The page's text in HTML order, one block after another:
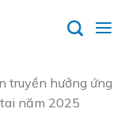
truyền hưởng ứng
năm 2025